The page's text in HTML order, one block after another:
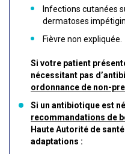
Infections cutanées
dermatoses
Fièvre non expliquée.
Si votre patient
nécessitant pas
ordonnance de non-
Si un antibiotique est
recommandations de
Haute Autorité de
adaptations :